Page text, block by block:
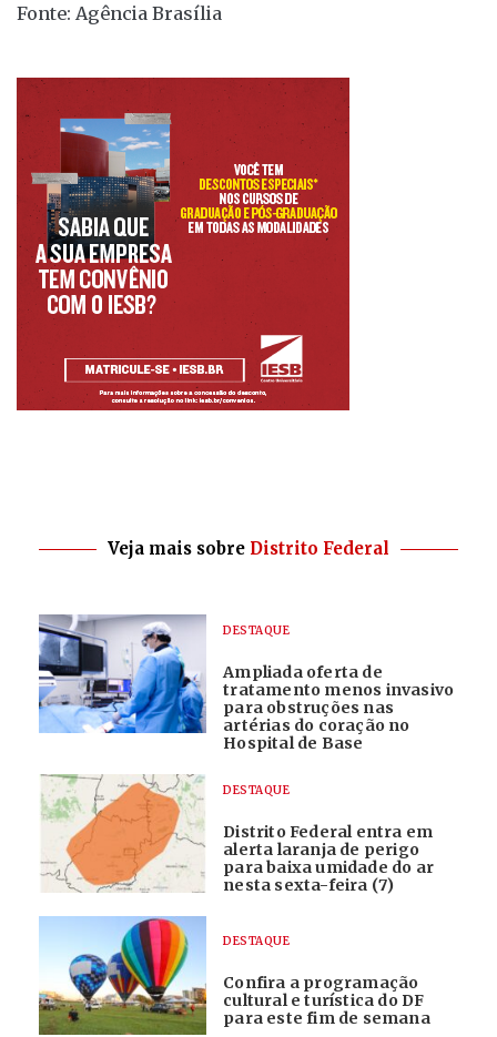
Fonte: Agência Brasília
Veja mais sobre Distrito Federal
DESTAQUE
Ampliada oferta de
tratamento menos invasivo
para obstruções nas
artérias do coração no
Hospital de Base
DESTAQUE
Distrito Federal entra em
alerta laranja de perigo
para baixa umidade do ar
nesta sexta-feira (7)
DESTAQUE
Confira a programação
cultural e turística do DF
para este fim de semana